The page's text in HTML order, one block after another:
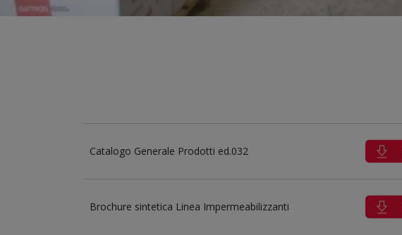
Catalogo Generale Prodotti ed.032
Brochure sintetica Linea Impermeabilizzanti